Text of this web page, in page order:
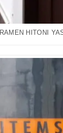
RAMEN HITONI